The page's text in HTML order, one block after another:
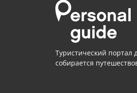
Туристический портал
собирается